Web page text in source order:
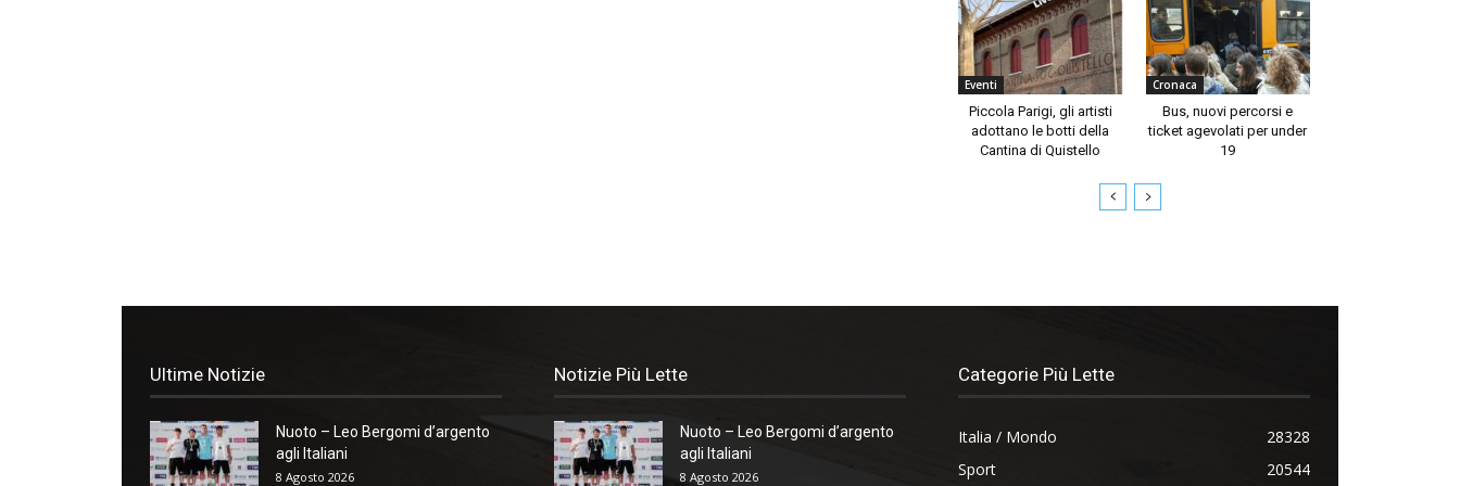
Eventi
Piccola Parigi, gli artisti
adottano le botti della
Cantina di Quistello
Cronaca
Bus, nuovi percorsi e
ticket agevolati per under
19
Ultime Notizie
Nuoto – Leo Bergomi d’argento
agli Italiani
8 Agosto 2026
Notizie Più Lette
Nuoto – Leo Bergomi d’argento
agli Italiani
8 Agosto 2026
Categorie Più Lette
Italia / Mondo
28328
Sport
20544